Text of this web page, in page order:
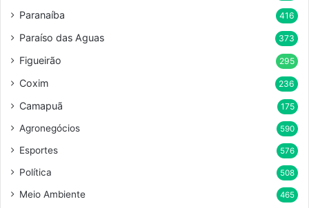
Paranaíba 416
Paraíso das Aguas 373
Figueirão 295
Coxim 236
Camapuã 175
Agronegócios 590
Esportes 576
Política 508
Meio Ambiente 465